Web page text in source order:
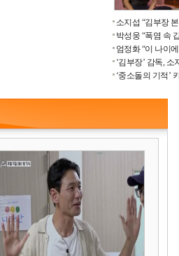
소지섭 “김부장
박성웅 “폭염 속
엄정화 “이 나이
‘김부장’ 감독, 소
‘중소돌의 기적’